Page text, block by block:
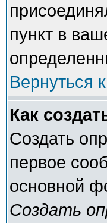
пункт в
Вернуться
Как
Создать
первое
основной
Создать